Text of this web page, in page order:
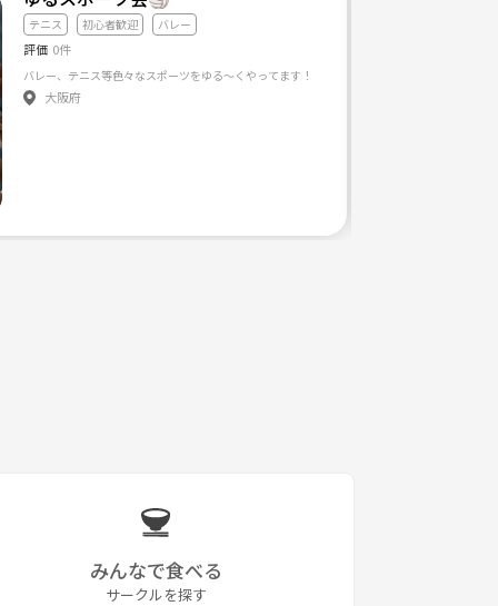
テニス 初心者歓迎 バレー
評価 0件
バレー、テニス等色々なスポーツをゆる〜くやってます！
大阪府
みんなで食べる
サークルを探す